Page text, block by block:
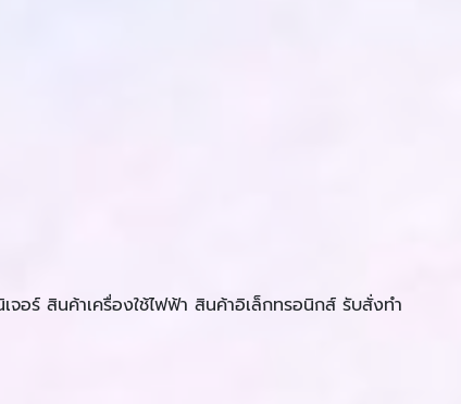
อร์ สินค้าเครื่องใช้ไฟฟ้า สินค้าอิเล็กทรอนิกส์ รับสั่งทำ